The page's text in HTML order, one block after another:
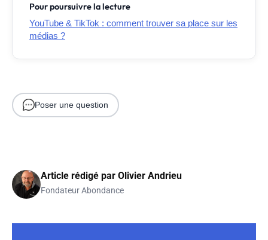
Pour poursuivre la lecture
YouTube & TikTok : comment trouver sa place sur les
médias ?
Poser une question
Article rédigé par Olivier Andrieu
Fondateur Abondance